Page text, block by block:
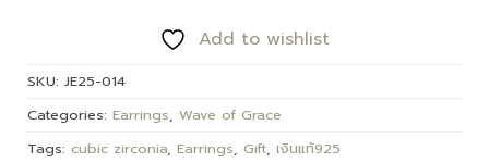
Add to wishlist
SKU: JE25-014
Categories: Earrings, Wave of Grace
Tags: cubic zirconia, Earrings, Gift, เงินแท้925